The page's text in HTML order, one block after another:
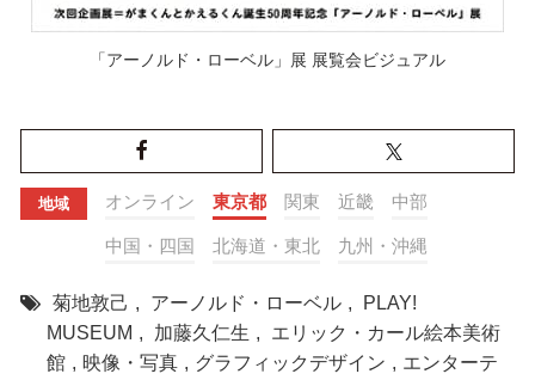
「アーノルド・ローベル」展 展覧会ビジュアル
地域 オンライン 東京都 関東 近畿 中部
中国・四国 北海道・東北 九州・沖縄
菊地敦己 , アーノルド・ローベル ,
PLAY!
MUSEUM , 加藤久仁生 ,
エリック・カール絵本美術
館 , 映像・写真 , グラフィックデザイン , エンターテ